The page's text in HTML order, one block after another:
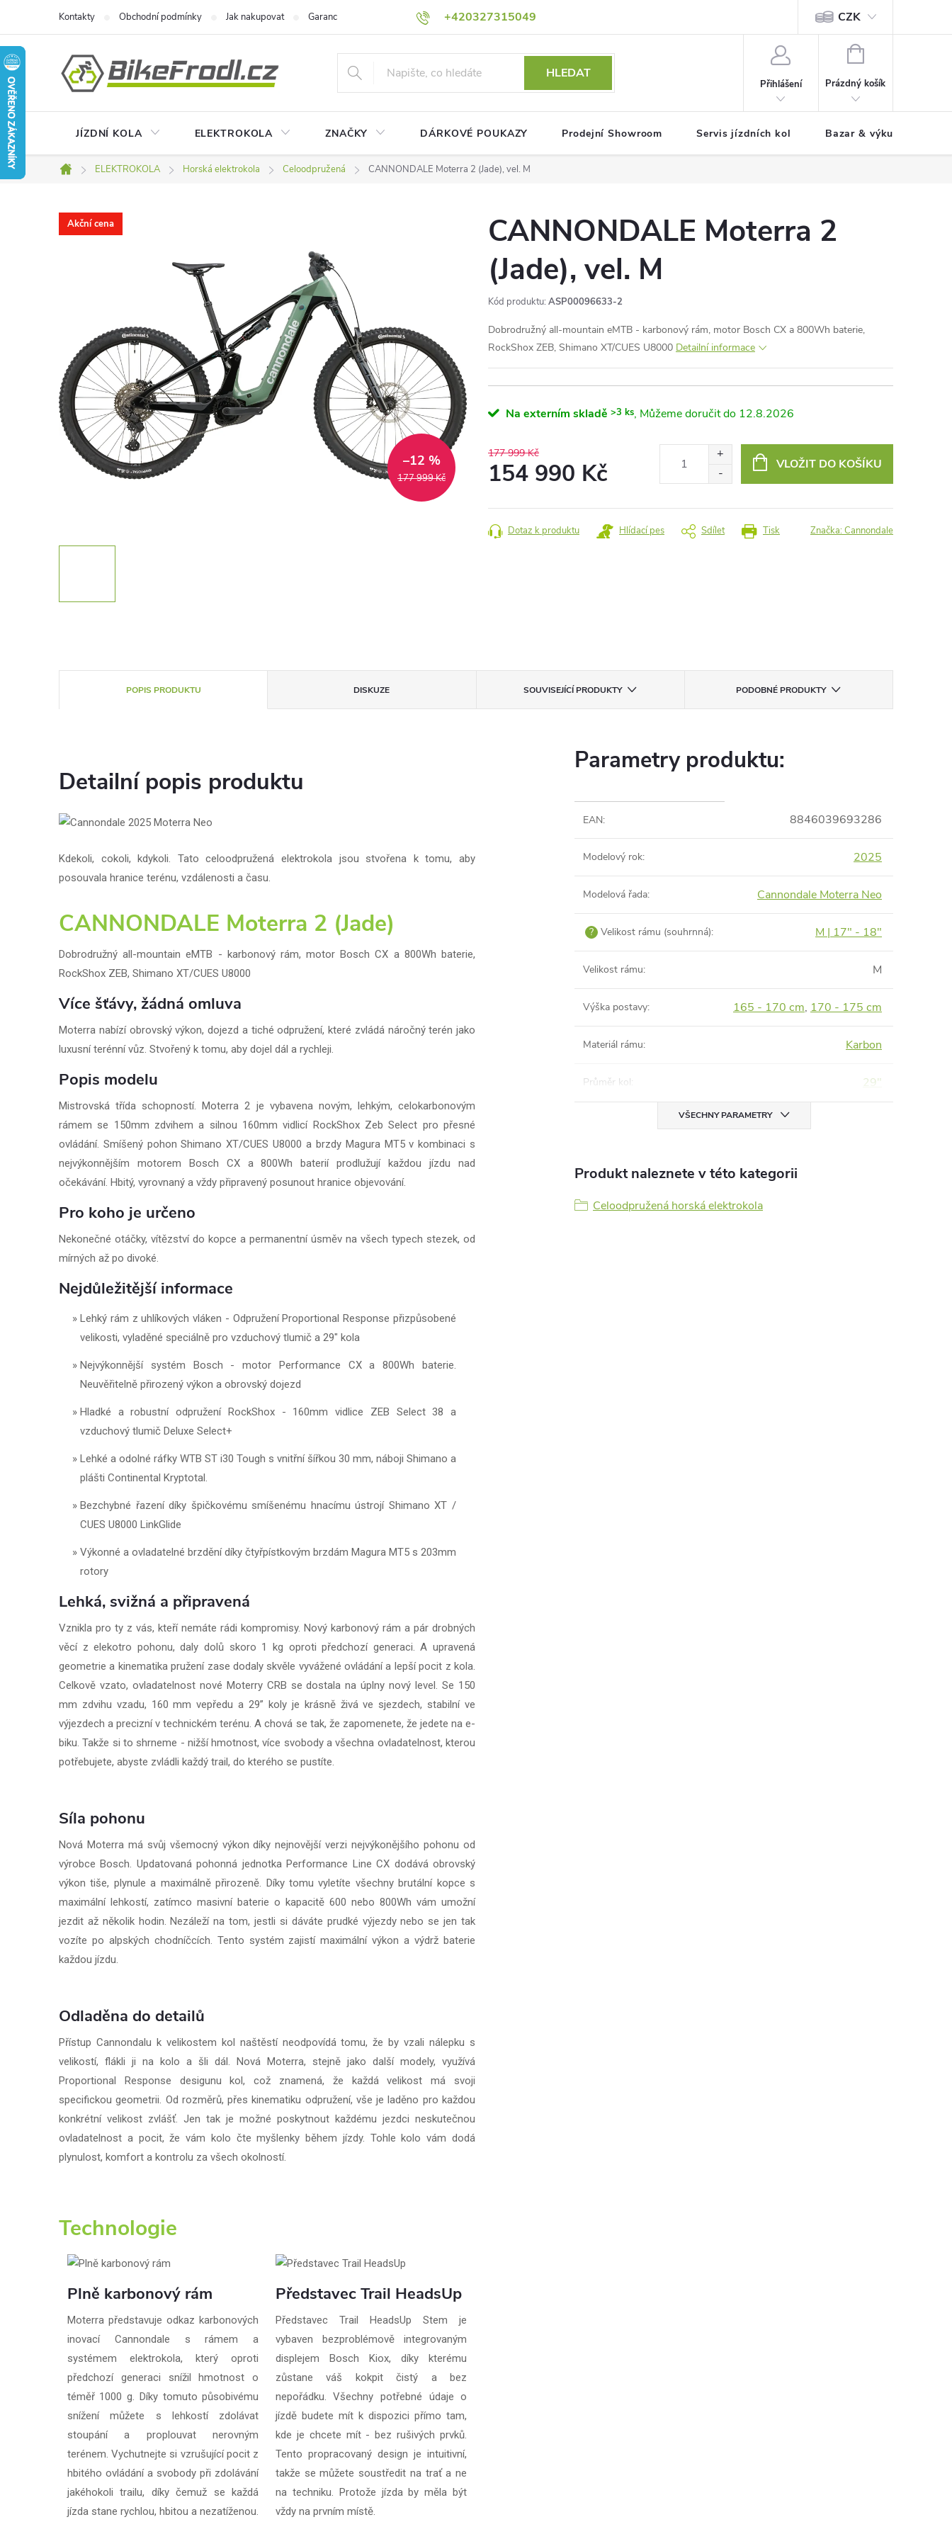
obsah
+420327315049
Kontakty Obchodní podmínky Jak nakupovat Garance nejnižší ceny! Podmínky ochrany osobních údajů CZK
HLEDAT
Přihlášení
NÁKUPNÍ
Prázdný košík
JÍZDNÍ KOLA ELEKTROKOLA ZNAČKY DÁRKOVÉ POUKAZY Prodejní Showroom Servis jízdních kol Bazar & výkup jízdních
Domů
ELEKTROKOLA Horská elektrokola Celoodpružená CANNONDALE Moterra 2 (Jade), vel. M
Akční cena
177 999 Kč
–12 %
CANNONDALE Moterra 2
(Jade), vel. M
Kód produktu: ASP00096633-2
Dobrodružný all-mountain eMTB - karbonový rám, motor Bosch CX a 800Wh baterie,
RockShox ZEB, Shimano XT/CUES U8000 Detailní informace
Na externím skladě >3 ks 12.8.2026
177 999 Kč
154 990 Kč
cena:
VLOŽIT DO KOŠÍKU
Tisk
Dotaz k produktu Hlídací pes Sdílet Značka:Cannondale
POPIS PRODUKTU DISKUZE SOUVISEJÍCÍ PRODUKTY PODOBNÉ PRODUKTY
Detailní popis produktu
Kdekoli, cokoli, kdykoli. Tato celoodpružená elektrokola jsou stvořena k tomu, aby
posouvala hranice terénu, vzdálenosti a času.
CANNONDALE Moterra 2 (Jade)
Dobrodružný all-mountain eMTB - karbonový rám, motor Bosch CX a 800Wh baterie,
RockShox ZEB, Shimano XT/CUES U8000
Více šťávy, žádná omluva
Moterra nabízí obrovský výkon, dojezd a tiché odpružení, které zvládá náročný terén jako
luxusní terénní vůz. Stvořený k tomu, aby dojel dál a rychleji.
Popis modelu
Mistrovská třída schopností. Moterra 2 je vybavena novým, lehkým, celokarbonovým
rámem se 150mm zdvihem a silnou 160mm vidlicí RockShox Zeb Select pro přesné
ovládání. Smíšený pohon Shimano XT/CUES U8000 a brzdy Magura MT5 v kombinaci s
nejvýkonnějším motorem Bosch CX a 800Wh baterií prodlužují každou jízdu nad
očekávání. Hbitý, vyrovnaný a vždy připravený posunout hranice objevování.
Pro koho je určeno
Nekonečné otáčky, vítězství do kopce a permanentní úsměv na všech typech stezek, od
mírných až po divoké.
Nejdůležitější informace
Lehký rám z uhlíkových vláken - Odpružení Proportional Response přizpůsobené
velikosti, vyladěné speciálně pro vzduchový tlumič a 29" kola
Nejvýkonnější systém Bosch - motor Performance CX a 800Wh baterie.
Neuvěřitelně přirozený výkon a obrovský dojezd
Hladké a robustní odpružení RockShox - 160mm vidlice ZEB Select 38 a
vzduchový tlumič Deluxe Select+
Lehké a odolné ráfky WTB ST i30 Tough s vnitřní šířkou 30 mm, náboji Shimano a
plášti Continental Kryptotal.
Bezchybné řazení díky špičkovému smíšenému hnacímu ústrojí Shimano XT /
CUES U8000 LinkGlide
Výkonné a ovladatelné brzdění díky čtyřpístkovým brzdám Magura MT5 s 203mm
rotory
Lehká, svižná a připravená
Vznikla pro ty z vás, kteří nemáte rádi kompromisy. Nový karbonový rám a pár drobných
věcí z elekotro pohonu, daly dolů skoro 1 kg oproti předchozí generaci. A upravená
geometrie a kinematika pružení zase dodaly skvěle vyvážené ovládání a lepší pocit z kola.
Celkově vzato, ovladatelnost nové Moterry CRB se dostala na úplny nový level. Se 150
mm zdvihu vzadu, 160 mm vepředu a 29” koly je krásně živá ve sjezdech, stabilní ve
výjezdech a precizní v technickém terénu. A chová se tak, že zapomenete, že jedete na e-
biku. Takže si to shrneme - nižší hmotnost, více svobody a všechna ovladatelnost, kterou
potřebujete, abyste zvládli každý trail, do kterého se pustíte.
Síla pohonu
Nová Moterra má svůj všemocný výkon díky nejnovější verzi nejvýkonějšího pohonu od
výrobce Bosch. Updatovaná pohonná jednotka Performance Line CX dodává obrovský
výkon tiše, plynule a maximálně přirozeně. Díky tomu vyletíte všechny brutální kopce s
maximální lehkostí, zatímco masivní baterie o kapacitě 600 nebo 800Wh vám umožní
jezdit až několik hodin. Nezáleží na tom, jestli si dáváte prudké výjezdy nebo se jen tak
vozíte po alpských chodníčcích. Tento systém zajistí maximální výkon a výdrž baterie
každou jízdu.
Odladěna do detailů
Přístup Cannondalu k velikostem kol naštěstí neodpovídá tomu, že by vzali nálepku s
velikostí, flákli ji na kolo a šli dál. Nová Moterra, stejně jako další modely, využívá
Proportional Response desigunu kol, což znamená, že každá velikost má svoji
specifickou geometrii. Od rozměrů, přes kinematiku odpružení, vše je laděno pro každou
konkrétní velikost zvlášť. Jen tak je možné poskytnout každému jezdci neskutečnou
ovladatelnost a pocit, že vám kolo čte myšlenky během jízdy. Tohle kolo vám dodá
plynulost, komfort a kontrolu za všech okolností.
Technologie
Plně karbonový rám
Moterra představuje odkaz karbonových
inovací Cannondale s rámem a
systémem elektrokola, který oproti
předchozí generaci snížil hmotnost o
téměř 1000 g. Díky tomuto působivému
snížení můžete s lehkostí zdolávat
stoupání a proplouvat nerovným
terénem. Vychutnejte si vzrušující pocit z
hbitého ovládání a svobody při zdolávání
jakéhokoli trailu, díky čemuž se každá
jízda stane rychlou, hbitou a nezatíženou.
Představec Trail HeadsUp
Představec Trail HeadsUp Stem je
vybaven bezproblémově integrovaným
displejem Bosch Kiox, díky kterému
zůstane váš kokpit čistý a bez
nepořádku. Všechny potřebné údaje o
jízdě budete mít k dispozici přímo tam,
kde je chcete mít - bez rušivých prvků.
Tento propracovaný design je intuitivní,
takže se můžete soustředit na trať a ne
na techniku. Protože jízda by měla být
vždy na prvním místě.
Parametry produktu:
EAN: 8846039693286
Modelový rok: 2025
Modelová řada: Cannondale Moterra Neo
? Velikost rámu (souhrnná): M | 17" - 18"
Velikost rámu: M
Výška postavy: 165 - 170 cm, 170 - 175 cm
Materiál rámu: Karbon
Průměr kol: 29"
VŠECHNY PARAMETRY
Produkt naleznete v této kategorii
Celoodpružená horská elektrokola